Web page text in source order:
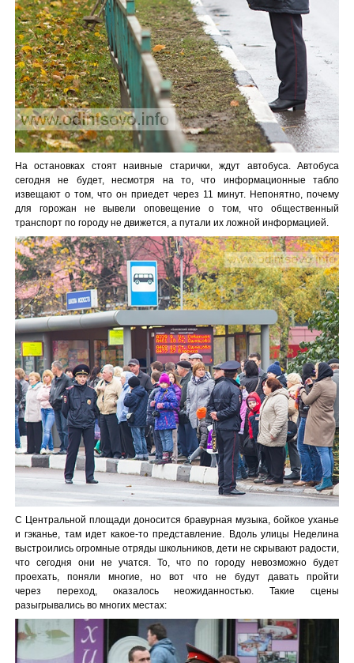
На остановках стоят наивные старички, ждут автобуса. Автобуса
сегодня не будет, несмотря на то, что информационные табло
извещают о том, что он приедет через 11 минут. Непонятно, почему
для горожан не вывели оповещение о том, что общественный
транспорт по городу не движется, а путали их ложной информацией.
С Центральной площади доносится бравурная музыка, бойкое уханье
и гэканье, там идет какое-то представление. Вдоль улицы Неделина
выстроились огромные отряды школьников, дети не скрывают радости,
что сегодня они не учатся. То, что по городу невозможно будет
проехать, поняли многие, но вот что не будут давать пройти
через переход, оказалось неожиданностью. Такие сцены
разыгрывались во многих местах: